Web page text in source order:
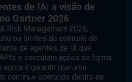
de IA: a visão de
Gartner 2026
Risk Management 2026,
os limites do controle de
de agentes de IA que
e executam ações de forma
agora é garantir que uma
continue operando dentro de